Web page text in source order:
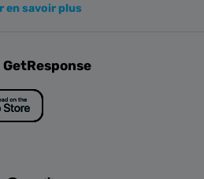
en savoir plus